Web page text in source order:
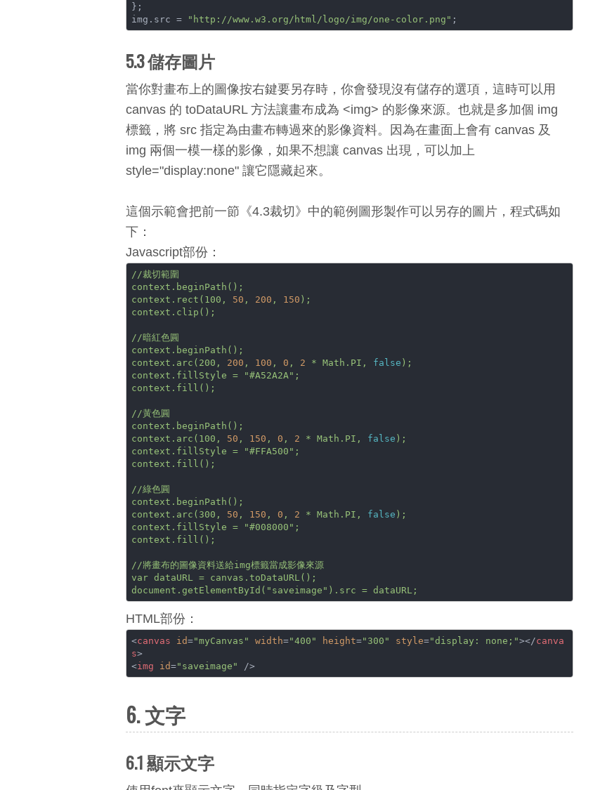
};
img.src =
"http://www.w3.org/html/logo/img/one-color.png" ;
5.3 儲存圖片
當你對畫布上的圖像按右鍵要另存時，你會發現沒有儲存的選項，這時可以用
canvas 的 toDataURL 方法讓畫布成為 <img> 的影像來源。也就是多加個 img
標籤，將 src 指定為由畫布轉過來的影像資料。因為在畫面上會有 canvas 及
img 兩個一模一樣的影像，如果不想讓 canvas 出現，可以加上
style="display:none" 讓它隱藏起來。
這個示範會把前一節《4.3裁切》中的範例圖形製作可以另存的圖片，程式碼如
下：
Javascript部份：
//裁切範圍
context.beginPath();
context.rect(100,
50 , 200 , 150 );
context.clip();
//暗紅色圓
context.beginPath();
context.arc(200,
200 , 100 , 0 , 2 * Math.PI, false );
context.fillStyle = "#A52A2A" ;
context.fill();
//黃色圓
context.beginPath();
context.arc(100,
50 , 150 , 0 , 2 * Math.PI, false );
context.fillStyle = "#FFA500" ;
context.fill();
//綠色圓
context.beginPath();
context.arc(300,
50 , 150 , 0 , 2 * Math.PI, false );
context.fillStyle = "#008000" ;
context.fill();
//將畫布的圖像資料送給img標籤當成影像來源
var dataURL =
canvas.toDataURL();
document.getElementById("saveimage").src = dataURL;
HTML部份：
<canvas id="myCanvas" width="400" height="300" style="display: none;"></canva
s>
<img id="saveimage" />
6. 文字
6.1 顯示文字